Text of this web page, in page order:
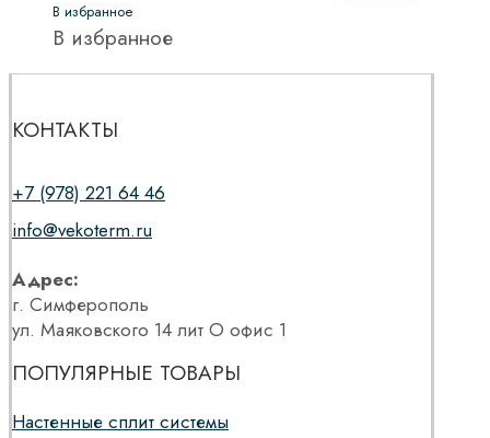
В избранное
В избранное
КОНТАКТЫ
+7 (978) 221 64 46
info@vekoterm.ru
Адрес:
г. Симферополь
ул. Маяковского 14 лит О офис 1
ПОПУЛЯРНЫЕ ТОВАРЫ
Настенные сплит системы